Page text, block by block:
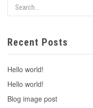
Recent Posts
Hello world!
Hello world!
Blog image post